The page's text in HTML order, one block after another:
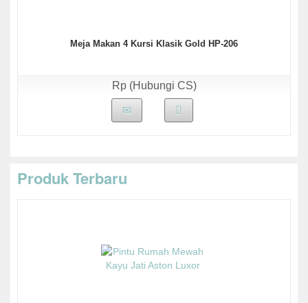
Meja Makan 4 Kursi Klasik Gold HP-206
Rp (Hubungi CS)
Produk Terbaru